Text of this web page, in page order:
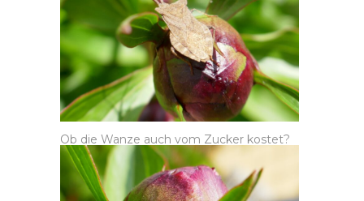
Ob die Wanze auch vom Zucker kostet?